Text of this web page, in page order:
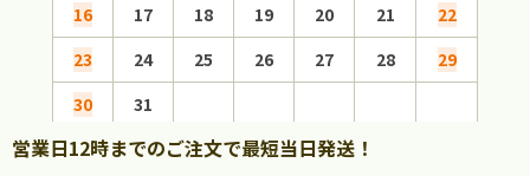
16
17 18 19 20 21
22
23
24 25 26 27 28
29
30
31
営業日12時までのご注文で最短当日発送！